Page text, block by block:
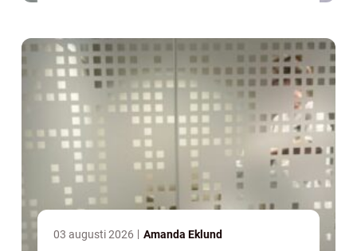
03 augusti 2026 Amanda Eklund